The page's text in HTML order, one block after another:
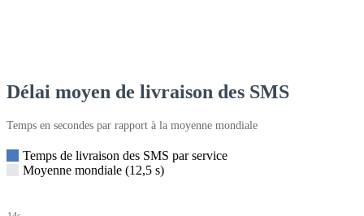
Délai moyen de livraison des SMS
Temps en secondes par rapport à la moyenne mondiale
Temps de livraison des SMS par service
Moyenne mondiale (12,5 s)